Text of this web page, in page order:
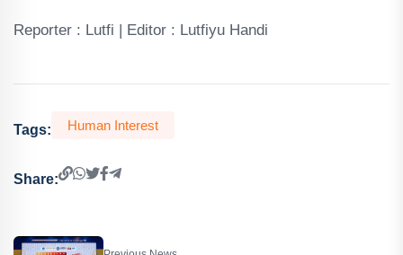
Reporter : Lutfi | Editor : Lutfiyu Handi
Tags: Human Interest
Share: